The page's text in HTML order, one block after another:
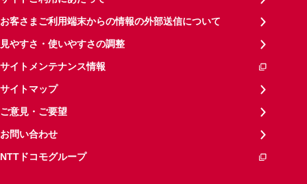
お客さまご利用端末からの情報の外部送信について
見やすさ・使いやすさの調整
サイトメンテナンス情報
サイトマップ
ご意見・ご要望
お問い合わせ
NTTドコモグループ